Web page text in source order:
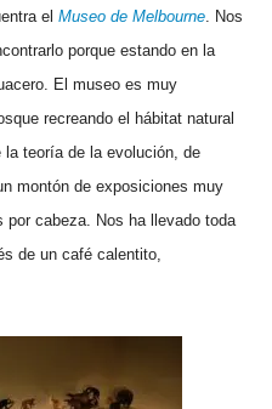
el Museo de Melbourne . Nos
porque estando en la
El museo es muy
recreando el hábitat natural
teoría de la evolución, de
montón de exposiciones muy
por cabeza. Nos ha llevado toda
de un café calentito,